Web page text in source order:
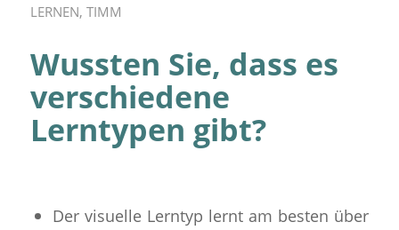
LERNEN, TIMM
Wussten Sie, dass es
verschiedene
Lerntypen gibt?
Der visuelle Lerntyp lernt am besten über